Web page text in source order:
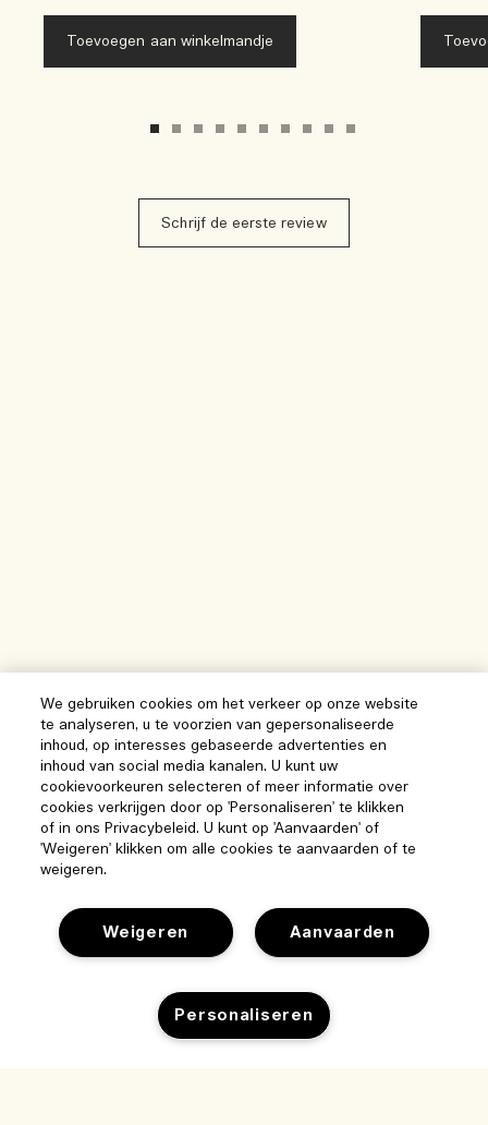
Toevoegen aan winkelmandje
Schrijf de eerste review
We gebruiken cookies om het verkeer op onze website
te analyseren, u te voorzien van gepersonaliseerde
inhoud, op interesses gebaseerde advertenties en
inhoud van social media kanalen. U kunt uw
cookievoorkeuren selecteren of meer informatie over
cookies verkrijgen door op 'Personaliseren' te klikken
of in ons Privacybeleid. U kunt op 'Aanvaarden' of
'Weigeren' klikken om alle cookies te aanvaarden of te
weigeren.
Aanvaarden
Weigeren
Personaliseren